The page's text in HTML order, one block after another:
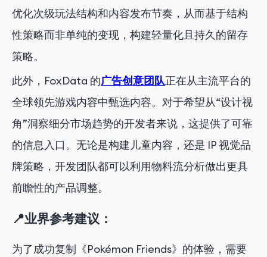
优化次级玩法结构和内容发布节奏，从而基于结构
性策略而非单纯的变现，构建轻量化且持久的留存
策略。
此外，FoxData 的广告创意团队正在从主流平台的
全球领先游戏内容中甄选内容。对于希望从“设计视
角”洞察细分市场趋势的开发者来说，这提供了可靠
的信息入口。无论是构建儿童内容，还是 IP 视觉品
牌策略，开发团队都可以利用物料流分析做出更具
前瞻性的产品调整。
📍业界参考建议：
为了成功复制《Pokémon Friends》的体验，需要